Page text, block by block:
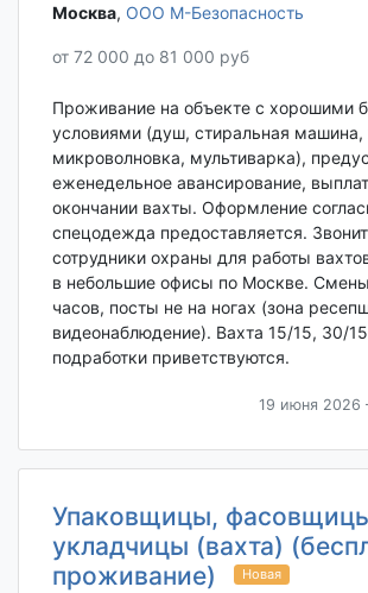
Москва‎, ООО М-Безопасность
от 72 000 до 81 000 руб
Проживание на объекте с хорошими
условиями (душ, стиральная машина,
микроволновка, мультиварка),
еженедельное авансирование,
окончании вахты. Оформление
спецодежда предоставляется.
сотрудники охраны для работы
в небольшие офисы по Москве.
часов, посты не на ногах (зона
видеонаблюдение). Вахта 15/15, 30/
подработки приветствуются.
19 июня 2026
Упаковщицы,
укладчицы (вахта)
проживание)
Новая